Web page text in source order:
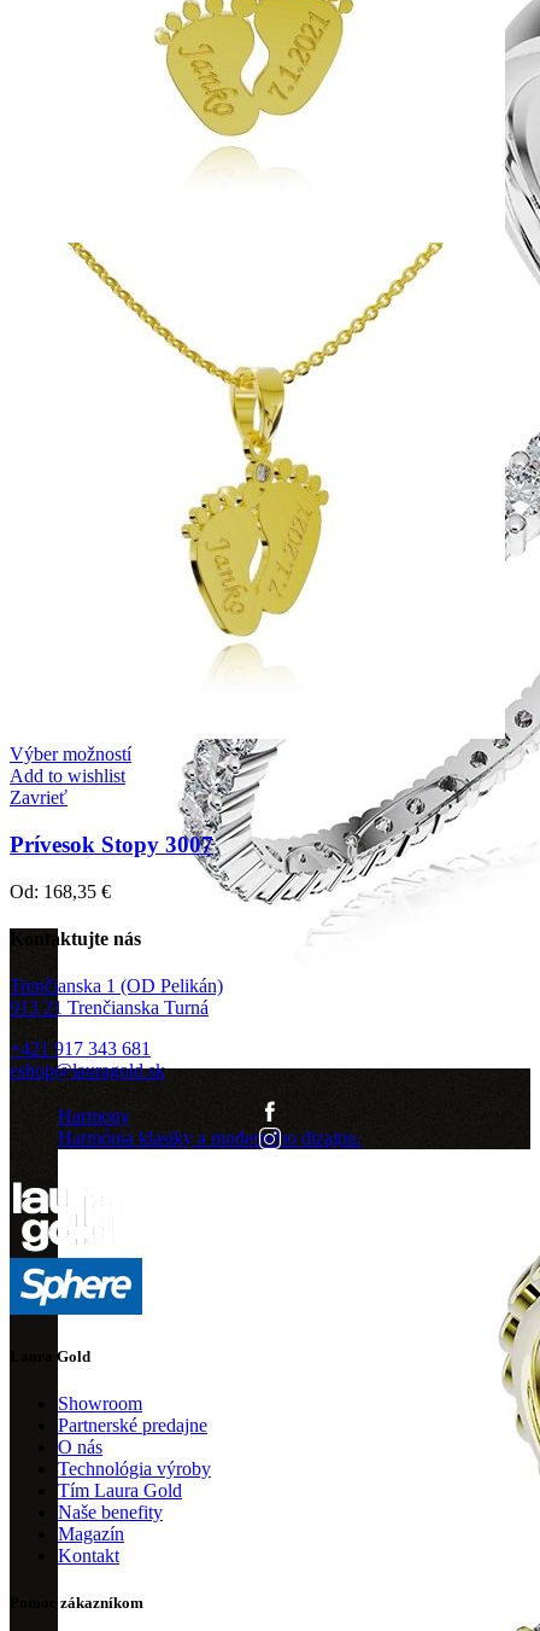
Harmony
Harmónia klasiky a moderného dizajnu.
Výber možností
Add to wishlist
Zavrieť
Prívesok Stopy 3007
Od: 168,35 €
Kontaktujte nás
Trenčianska 1 (OD Pelikán)
913 21 Trenčianska Turná
+421 917 343 681
eshop@lauragold.sk
Laura Gold
Showroom
Partnerské predajne
O nás
Technológia výroby
Tím Laura Gold
Naše benefity
Magazín
Kontakt
Pomoc zákazníkom